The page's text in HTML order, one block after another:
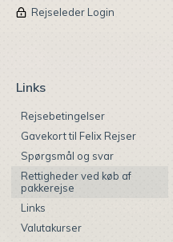
Rejseleder Login
Links
Rejsebetingelser
Gavekort til Felix Rejser
Spørgsmål og svar
Rettigheder ved køb af
pakkerejse
Links
Valutakurser